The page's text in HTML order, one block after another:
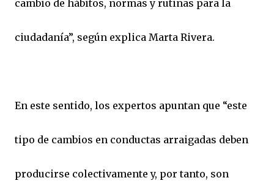
cambio de hábitos, normas y rutinas para la
ciudadanía”, según explica Marta Rivera.
En este sentido, los expertos apuntan que “este
tipo de cambios en conductas arraigadas deben
producirse colectivamente y, por tanto, son